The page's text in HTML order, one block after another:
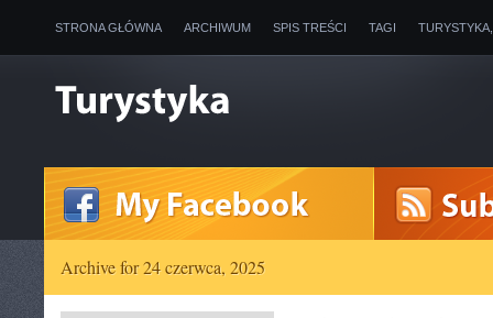
STRONA GŁÓWNA ARCHIWUM SPIS TREŚCI TAGI
Archive for 24 czerwca, 2025